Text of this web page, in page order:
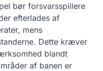
bør forsvarsspillere
efterlades af
mens
Dette kræver
blandt
af banen er